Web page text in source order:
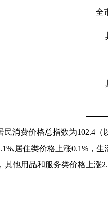
全
消费价格总指数为102.4
居住类价格上涨0.1% ，
，其他用品和服务类价格上涨